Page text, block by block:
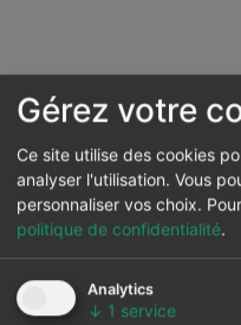
Gérez votre
Ce site utilise des cookies
analyser l'utilisation. Vous
personnaliser vos choix.
politique de confidentialité.
Analytics
↓ 1 service